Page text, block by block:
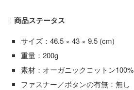
商品ステータス
サイズ：46.5 × 43 × 9.5 (cm)
重量：200g
素材：オーガニックコットン100%
ファスナー／ボタンの有無：無し